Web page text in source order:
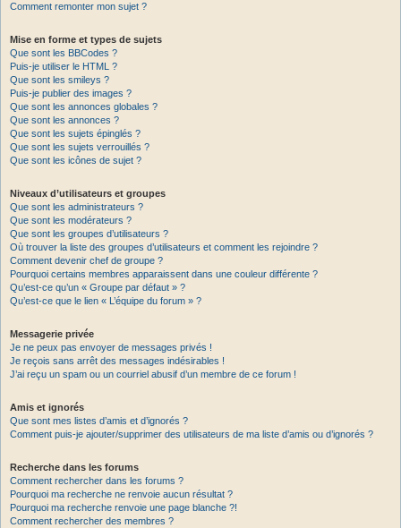
Comment remonter mon sujet ?
Mise en forme et types de sujets
Que sont les BBCodes ?
Puis-je utiliser le HTML ?
Que sont les smileys ?
Puis-je publier des images ?
Que sont les annonces globales ?
Que sont les annonces ?
Que sont les sujets épinglés ?
Que sont les sujets verrouillés ?
Que sont les icônes de sujet ?
Niveaux d’utilisateurs et groupes
Que sont les administrateurs ?
Que sont les modérateurs ?
Que sont les groupes d’utilisateurs ?
Où trouver la liste des groupes d’utilisateurs et comment les rejoindre ?
Comment devenir chef de groupe ?
Pourquoi certains membres apparaissent dans une couleur différente ?
Qu’est-ce qu’un « Groupe par défaut » ?
Qu’est-ce que le lien « L’équipe du forum » ?
Messagerie privée
Je ne peux pas envoyer de messages privés !
Je reçois sans arrêt des messages indésirables !
J’ai reçu un spam ou un courriel abusif d’un membre de ce forum !
Amis et ignorés
Que sont mes listes d’amis et d’ignorés ?
Comment puis-je ajouter/supprimer des utilisateurs de ma liste d’amis ou d’ignorés ?
Recherche dans les forums
Comment rechercher dans les forums ?
Pourquoi ma recherche ne renvoie aucun résultat ?
Pourquoi ma recherche renvoie une page blanche ?!
Comment rechercher des membres ?